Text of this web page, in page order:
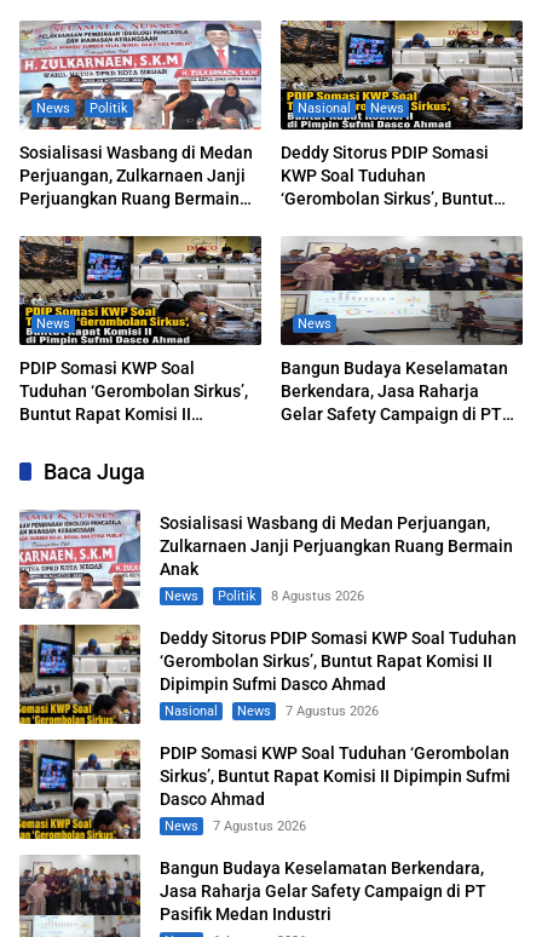
News Politik
Sosialisasi Wasbang di Medan
Perjuangan, Zulkarnaen Janji
Perjuangkan Ruang Bermain
Nasional News
Deddy Sitorus PDIP Somasi
KWP Soal Tuduhan
‘Gerombolan Sirkus’, Buntut
Dasco Ahmad
News
PDIP Somasi KWP Soal
Tuduhan ‘Gerombolan Sirkus’,
Buntut Rapat Komisi II
News
Bangun Budaya Keselamatan
Berkendara, Jasa Raharja
Gelar Safety Campaign di PT
Baca Juga
Sosialisasi Wasbang di Medan Perjuangan,
Zulkarnaen Janji Perjuangkan Ruang Bermain
Anak
News Politik 8 Agustus 2026
Deddy Sitorus PDIP Somasi KWP Soal Tuduhan
‘Gerombolan Sirkus’, Buntut Rapat Komisi II
Dipimpin Sufmi Dasco Ahmad
Nasional News 7 Agustus 2026
PDIP Somasi KWP Soal Tuduhan ‘Gerombolan
Sirkus’, Buntut Rapat Komisi II Dipimpin Sufmi
Dasco Ahmad
News 7 Agustus 2026
Bangun Budaya Keselamatan Berkendara,
Jasa Raharja Gelar Safety Campaign di PT
Pasifik Medan Industri